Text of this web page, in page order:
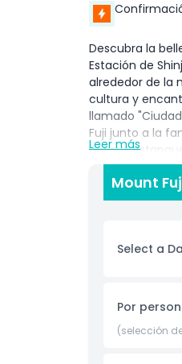
Descubra la
Estación de
alrededor de la
cultura y
llamado
Fuji junto a la
por sus
del Fuji.
montaña de
conveniencia
Leer más
Mount
Select a
Por
(selección